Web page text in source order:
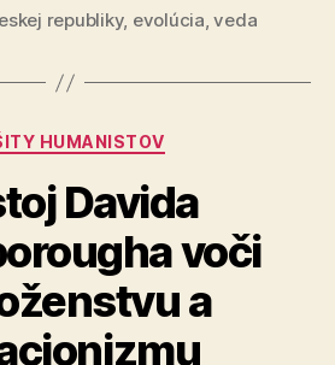
môže
rozlúsknuť
republiky, evolúcia,veda
Kategórie
HUMANISTOV
Davida
voči
a